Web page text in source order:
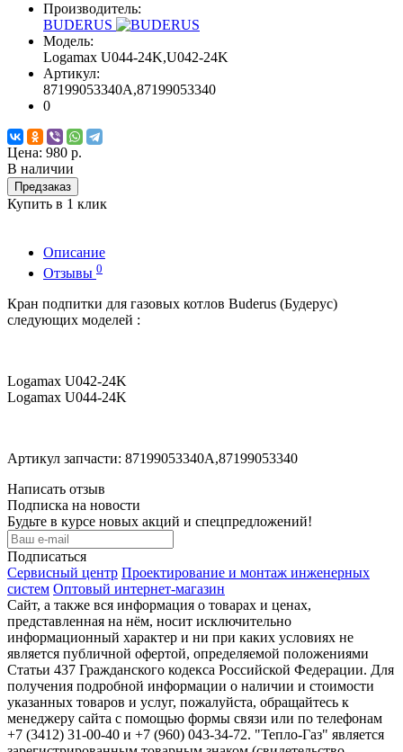
Производитель:
BUDERUS
Модель:
Logamax U044-24K,U042-24K
Артикул:
87199053340A,87199053340
0
Цена: 980 р.
В наличии
Предзаказ
Купить в 1 клик
Описание
Отзывы 0
Кран подпитки для газовых котлов Buderus (Будерус)
следующих моделей :
Logamax U042-24K
Logamax U044-24K
Артикул запчасти: 87199053340A,87199053340
Написать отзыв
Подписка на новости
Будьте в курсе новых акций и спецпредложений!
Подписаться
Сервисный центр Проектирование и монтаж инженерных
систем Оптовый интернет-магазин
Сайт, а также вся информация о товарах и ценах,
представленная на нём, носит исключительно
информационный характер и ни при каких условиях не
является публичной офертой, определяемой положениями
Статьи 437 Гражданского кодекса Российской Федерации. Для
получения подробной информации о наличии и стоимости
указанных товаров и услуг, пожалуйста, обращайтесь к
менеджеру сайта с помощью формы связи или по телефонам
+7 (3412) 31-00-40 и +7 (960) 043-34-72. "Тепло-Газ" является